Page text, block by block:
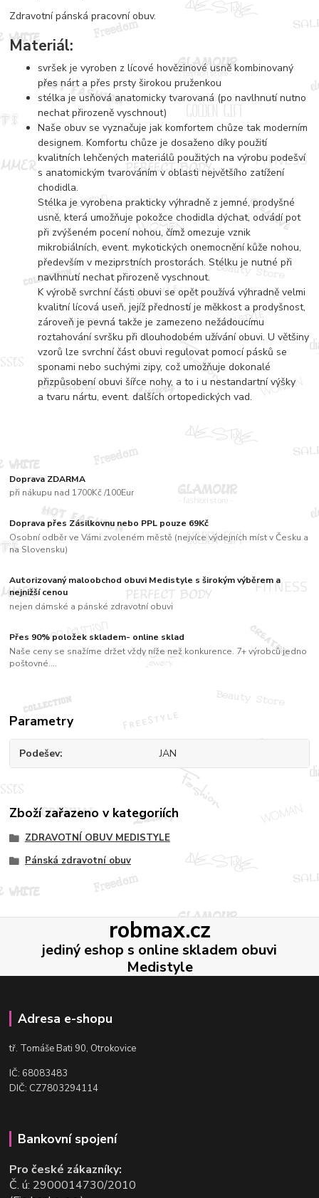
Doprava ZDARMA
při nákupu nad 1700Kč /100Eur
Doprava přes Zásilkovnu nebo PPL pouze 69Kč
Osobní odběr ve Vámi zvoleném městě (nejvíce výdejních míst v Česku a
na Slovensku)
Autorizovaný maloobchod obuvi Medistyle s širokým výběrem a
nejnižší cenou
nejen dámské a pánské zdravotní obuvi
Přes 90% položek skladem- online sklad
Naše ceny se snažíme držet vždy níže než konkurence. 7+ výrobců jedno
poštovné....
Zdravotní pánská pracovní obuv.
Materiál:
svršek je vyroben z lícové hovězinové usně kombinovaný
přes nárt a přes prsty širokou pruženkou
stélka je usňová anatomicky tvarovaná (po navlhnutí nutno
nechat přirozeně vyschnout)
Naše obuv se vyznačuje jak komfortem chůze tak moderním
designem. Komfortu chůze je dosaženo díky použití
kvalitních lehčených materiálů použitých na výrobu podešví
s anatomickým tvarováním v oblasti největšího zatížení
chodidla.
Stélka je vyrobena prakticky výhradně z jemné, prodyšné
usně, která umožňuje pokožce chodidla dýchat, odvádí pot
při zvýšeném pocení nohou, čímž omezuje vznik
mikrobiálních, event. mykotických onemocnění kůže nohou,
především v meziprstních prostorách. Stélku je nutné při
navlhnutí nechat přirozeně vyschnout.
K výrobě svrchní části obuvi se opět používá výhradně velmi
kvalitní lícová useň, jejíž předností je měkkost a prodyšnost,
zároveň je pevná takže je zamezeno nežádoucímu
roztahování svršku při dlouhodobém užívání obuvi. U většiny
vzorů lze svrchní část obuvi regulovat pomocí pásků se
sponami nebo suchými zipy, což umožňuje dokonalé
přizpůsobení obuvi šířce nohy, a to i u nestandartní výšky
a tvaru nártu, event. dalších ortopedických vad.
Parametry
Podešev JAN
Zboží zařazeno v kategoriích
ZDRAVOTNÍ OBUV MEDISTYLE
Pánská zdravotní obuv
robmax.cz
jediný eshop s online skladem obuvi
Medistyle
Adresa e-shopu
tř. Tomáše Bati 90, Otrokovice
IČ: 68083483
DIČ: CZ7803294114
Bankovní spojení
Pro české zákazníky:
Č. ú: 2900014730/2010